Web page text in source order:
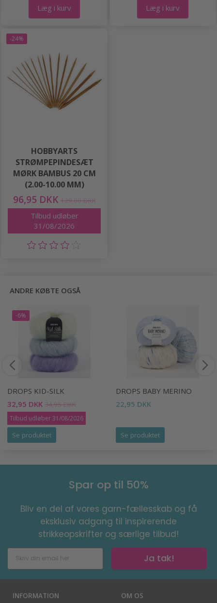
Læg i kurv Læg i kurv
-24%
HOBBYARTS
STRØMPEPINDESÆT
MØRK BAMBUS 20 CM
(2.00-10.00 MM)
96,95 DKK 129,00 DKK
Tilbud udløber
31/08/2026
ANDRE KØBTE OGSÅ
-6%
DROPS KID-SILK
32,95 DKK 34,95 DKK
Tilbud udløber 31/08/2026
Se produktet
DROPS BABY MERINO
22,95 DKK
Se produktet
Spar op til 50%
Bliv en del af vores garn-fællesskab og få
eksklusiv adgang til inspirerende
strikkeopskrifter og særlige tilbud!
Ja tak!
INFORMATION OM OS